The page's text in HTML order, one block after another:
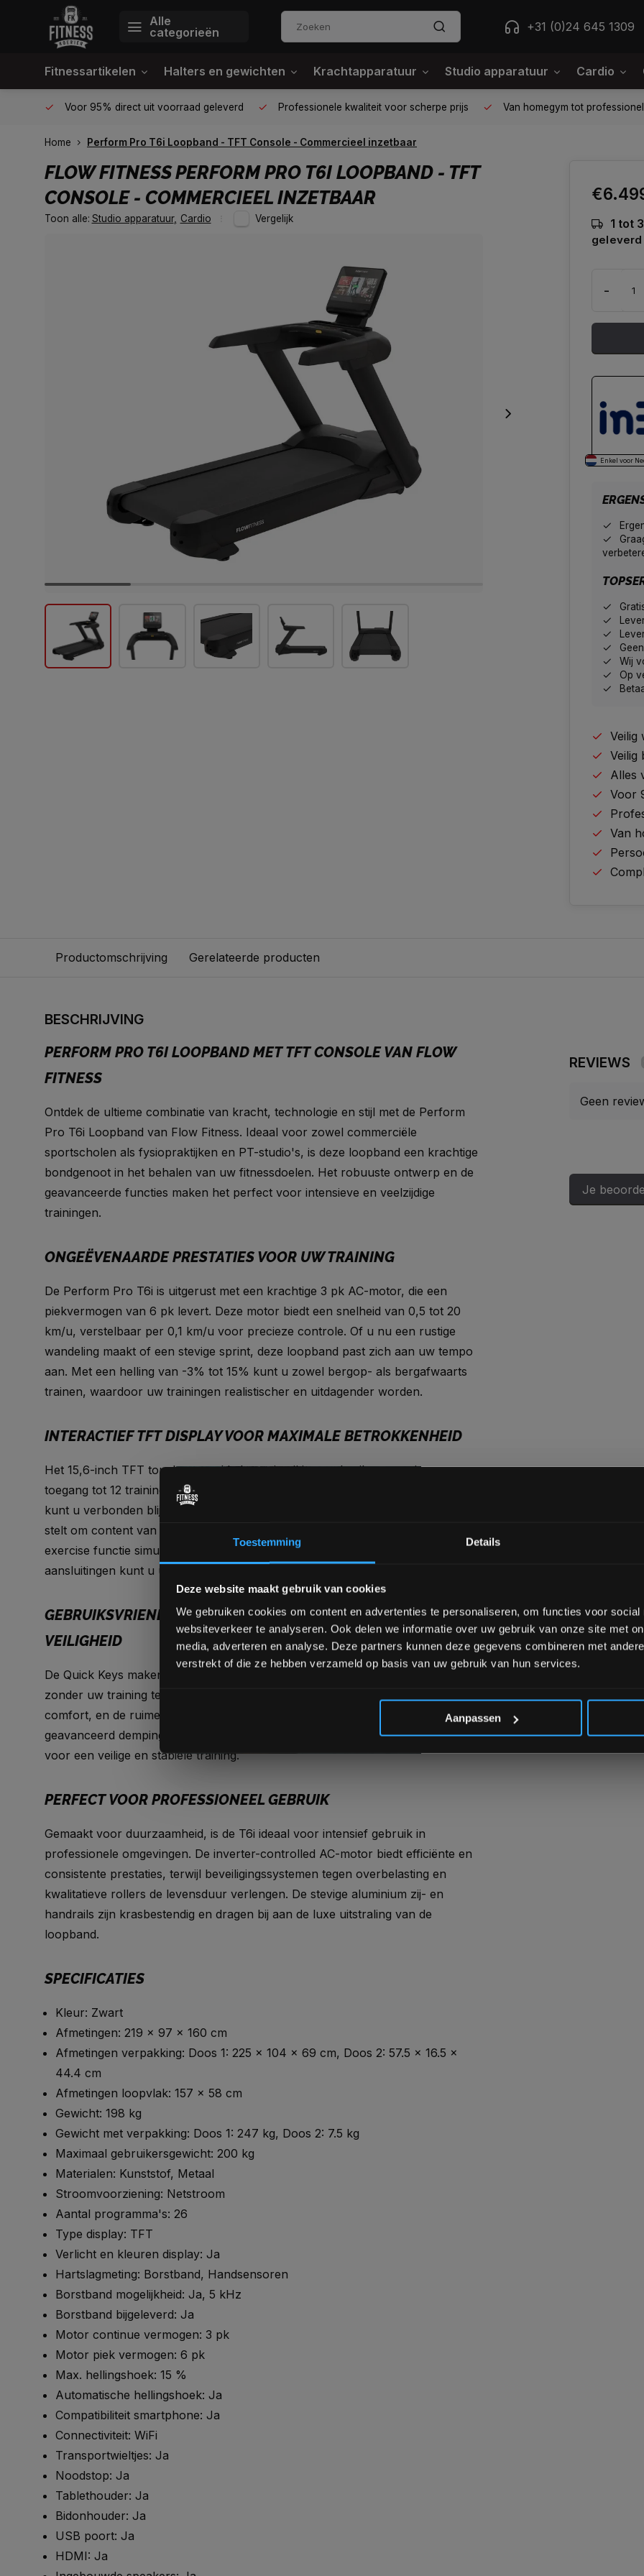
Toestemming Details
Deze website maakt gebruik van cookies
We gebruiken cookies om content en advertenties te personaliseren, om functies voor social
websiteverkeer te analyseren. Ook delen we informatie over uw gebruik van onze site met
media, adverteren en analyse. Deze partners kunnen deze gegevens combineren met
verstrekt of die ze hebben verzameld op basis van uw gebruik van hun services.
Aanpassen
Alle
categorieën
+31 (0)24 645 1309
Fitnessartikelen Halters en gewichten Krachtapparatuur Studio apparatuur Cardio
Voor 95% direct uit voorraad geleverd Professionele kwaliteit voor scherpe prijs Van homegym tot
Home Perform Pro T6i Loopband - TFT Console - Commercieel inzetbaar
FLOW FITNESSPERFORM PRO T6I LOOPBAND - TFT
CONSOLE - COMMERCIEEL INZETBAAR
Toon alle: Studio apparatuur, Cardio Vergelijk 1 tot
geleverd
-
Enkel voor
Wij
Op
Veilig
Veilig
Alles
Voor
Van
Productomschrijving Gerelateerde producten
BESCHRIJVING
PERFORM PRO T6I LOOPBAND MET TFT CONSOLE VAN FLOW
FITNESS
Ontdek de ultieme combinatie van kracht, technologie en stijl met de Perform
Pro T6i Loopband van Flow Fitness. Ideaal voor zowel commerciële
sportscholen als fysiopraktijken en PT-studio's, is deze loopband een krachtige
bondgenoot in het behalen van uw fitnessdoelen. Het robuuste ontwerp en de
geavanceerde functies maken het perfect voor intensieve en veelzijdige
trainingen.
ONGEËVENAARDE PRESTATIES VOOR UW TRAINING
De Perform Pro T6i is uitgerust met een krachtige 3 pk AC-motor, die een
piekvermogen van 6 pk levert. Deze motor biedt een snelheid van 0,5 tot 20
km/u, verstelbaar per 0,1 km/u voor precieze controle. Of u nu een rustige
wandeling maakt of een stevige sprint, deze loopband past zich aan uw tempo
aan. Met een helling van -3% tot 15% kunt u zowel bergop- als bergafwaarts
trainen, waardoor uw trainingen realistischer en uitdagender worden.
INTERACTIEF TFT DISPLAY VOOR MAXIMALE BETROKKENHEID
Het 15,6-inch TFT touchscreen biedt een intuïtieve gebruikerservaring, met
toegang tot 12 trainingsprogramma's zoals Fat Burning en Marathon. Via WiFi
kunt u verbonden blijven met uw favoriete apps, terwijl screencasting u in staat
stelt om content van uw iOS- of Android-apparaat te delen. De outdoor
exercise functie simuleert realistische routes, en met de USB en HDMI-
aansluitingen kunt u uw apparaat opladen en video’s afspelen.
GEBRUIKSVRIENDELIJK ONTWERP VOOR COMFORT EN
VEILIGHEID
De Quick Keys maken het eenvoudig om snelheid en helling aan te passen
zonder uw training te onderbreken. Luxe PU-Foam handvatten zorgen voor
comfort, en de ruime opbergvakken bieden plaats aan accessoires. Met een
geavanceerd dempingssysteem, anti-slip en anti-statische loopmat zorgt de T6i
voor een veilige en stabiele training.
PERFECT VOOR PROFESSIONEEL GEBRUIK
Gemaakt voor duurzaamheid, is de T6i ideaal voor intensief gebruik in
professionele omgevingen. De inverter-controlled AC-motor biedt efficiënte en
consistente prestaties, terwijl beveiligingssystemen tegen overbelasting en
kwalitatieve rollers de levensduur verlengen. De stevige aluminium zij- en
handrails zijn krasbestendig en dragen bij aan de luxe uitstraling van de
loopband.
SPECIFICATIES
Kleur: Zwart
Afmetingen: 219 x 97 x 160 cm
Afmetingen verpakking: Doos 1: 225 x 104 x 69 cm, Doos 2: 57.5 x 16.5 x
44.4 cm
Afmetingen loopvlak: 157 x 58 cm
Gewicht: 198 kg
Gewicht met verpakking: Doos 1: 247 kg, Doos 2: 7.5 kg
Maximaal gebruikersgewicht: 200 kg
Materialen: Kunststof, Metaal
Stroomvoorziening: Netstroom
Aantal programma's: 26
Type display: TFT
Verlicht en kleuren display: Ja
Hartslagmeting: Borstband, Handsensoren
Borstband mogelijkheid: Ja, 5 kHz
Borstband bijgeleverd: Ja
Motor continue vermogen: 3 pk
Motor piek vermogen: 6 pk
Max. hellingshoek: 15 %
Automatische hellingshoek: Ja
Compatibiliteit smartphone: Ja
Connectiviteit: WiFi
Transportwieltjes: Ja
Noodstop: Ja
Tablethouder: Ja
Bidonhouder: Ja
USB poort: Ja
HDMI: Ja
REVIEWS
Geen
Je
Bam! 5% korting op je